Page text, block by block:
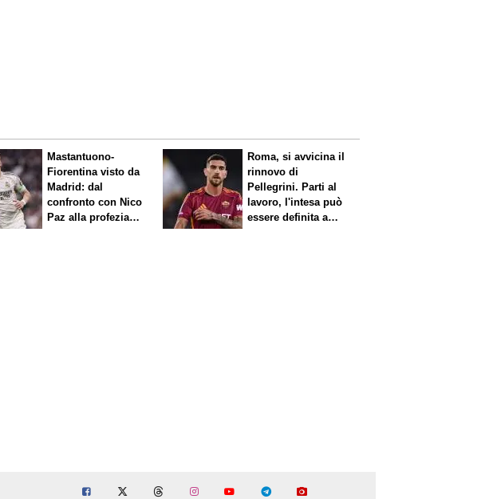
Mastantuono-
Fiorentina visto da
Madrid: dal
confronto con Nico
Paz alla profezia
Roma, si avvicina il
rinnovo di
Pellegrini. Parti al
lavoro, l'intesa può
essere definita a